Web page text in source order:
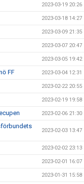
2023-03-19 20:26
2023-03-18 14:27
2023-03-09 21:35
2023-03-07 20:47
2023-03-05 19:42
FF 2023-03-04 12:31
2023-02-22 20:55
2023-02-19 19:58
2023-02-06 21:30
2023-02-03 13:47
2023-02-02 23:13
2023-02-01 16:07
2023-01-31 15:58